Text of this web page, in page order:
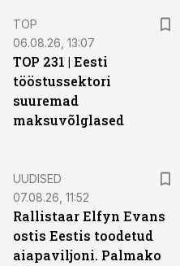
TOP
06.08.26, 13:07
TOP 231 | Eesti
tööstussektori
suuremad
maksuvõlglased
UUDISED
07.08.26, 11:52
Rallistaar Elfyn Evans
ostis Eestis toodetud
aiapaviljoni. Palmako